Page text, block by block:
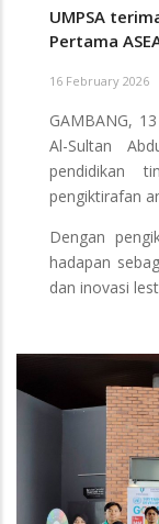
UMPSA
Pertama
16 February 2026
GAMBANG,
Al-Sultan
pendidikan
pengiktirafan
Dengan
hadapan
dan inovasi